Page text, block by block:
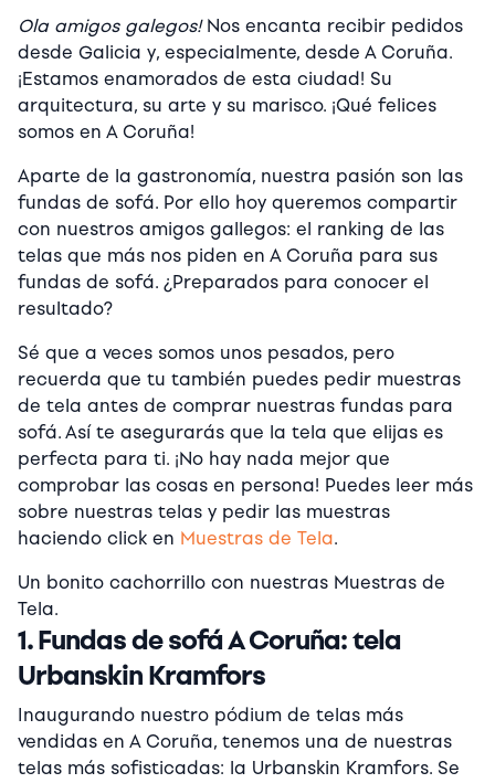
Ola amigos galegos! Nos encanta recibir pedidos
desde Galicia y, especialmente, desde A Coruña.
¡Estamos enamorados de esta ciudad! Su
arquitectura, su arte y su marisco. ¡Qué felices
somos en A Coruña!
Aparte de la gastronomía, nuestra pasión son las
fundas de sofá. Por ello hoy queremos compartir
con nuestros amigos gallegos: el ranking de las
telas que más nos piden en A Coruña para sus
fundas de sofá. ¿Preparados para conocer el
resultado?
Sé que a veces somos unos pesados, pero
recuerda que tu también puedes pedir muestras
de tela antes de comprar nuestras fundas para
sofá. Así te asegurarás que la tela que elijas es
perfecta para ti. ¡No hay nada mejor que
comprobar las cosas en persona! Puedes leer más
sobre nuestras telas y pedir las muestras
haciendo click en Muestras de Tela.
Un bonito cachorrillo con nuestras Muestras de
Tela.
1. Fundas de sofá A Coruña: tela
Urbanskin Kramfors
Inaugurando nuestro pódium de telas más
vendidas en A Coruña, tenemos una de nuestras
telas más sofisticadas: la Urbanskin Kramfors. Se